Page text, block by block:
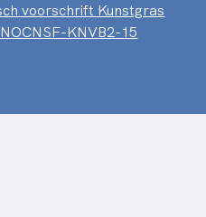
voorschrift Kunstgras
KNVB2-15